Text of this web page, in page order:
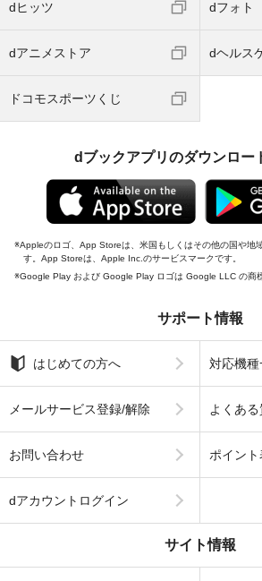
dヒッツ dフォト
dアニメストア dヘルス
ドコモスポーツくじ
dブックアプリのダウンロー
Appleのロゴ、App Storeは、米国もしくはその他の国や地
す。App Storeは、Apple Inc.のサービスマークです。
Google Play および Google Play ロゴは Google LLC の商
サポート情報
はじめての方へ 対応機種
メールサービス登録/解除 よくある
お問い合わせ ポイン
dアカウントログイン
サイト情報